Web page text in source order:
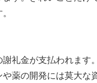
礼金が支払われます
薬の開発には莫大な